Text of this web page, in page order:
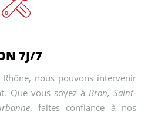
7J/7
nous pouvons intervenir
Que vous soyez à Bron, Saint-
, faites confiance à nos